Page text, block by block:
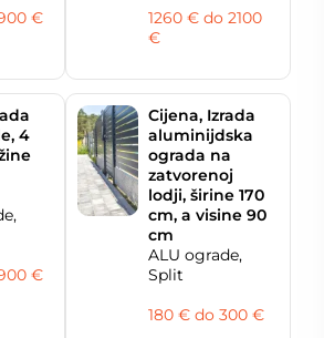
€
1260 € do 2100
€
4
€
Cijena, Izrada
aluminijdska
ograda na
zatvorenoj
lodji, širine 170
cm, a visine 90
cm
ALU ograde,
Split
180 € do 300 €